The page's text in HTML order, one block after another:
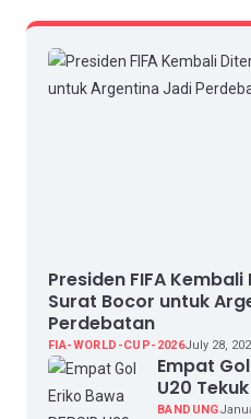
Presiden FIFA
Surat Bocor untuk
Perdebatan
FIA-WORLD-CUP-2026July 28,
Empat Gol
U20
BANDUNG